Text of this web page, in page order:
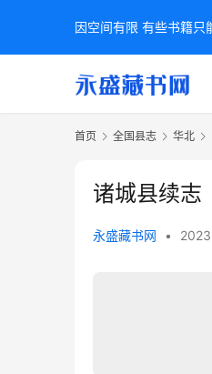
首页 全国县志 华北
诸城县续志
永盛藏书网 •
因空间有限 有些书籍只